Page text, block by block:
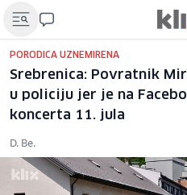
PORODICA UZNEMIRENA
Srebrenica: Povratnik
u policiju jer je na
koncerta 11. jula
D. Be.